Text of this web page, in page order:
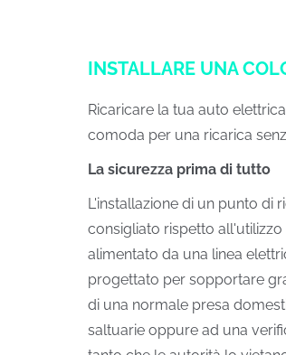
INSTALLARE UNA
Ricaricare la tua auto
comoda per una ricarica
La sicurezza prima di tutto
L'installazione di un punto di
consigliato rispetto
alimentato da una linea
progettato per sopportare
di una normale presa
saltuarie oppure ad una